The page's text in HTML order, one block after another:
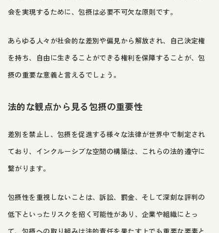
会を実現するために、包摂は必要不可欠な原則です。
あらゆる人々が社会的な差別や偏見から解放され、自己決定権
を持ち、自由に生きることができる権利を保障することが、包
摂の重要な意義と言えるでしょう。
法的な観点から見る包摂の重要性
差別を禁止し、包摂を促進する様々な法律が世界中で制定され
ており、インクルーシブな空間の構築は、これらの法的遵守に
繋がります。
包摂性を重視しないことは、訴訟、罰金、そして深刻な評判の
低下といったリスクを招く可能性があり、企業や組織にとっ
て、包摂への取り組みは法的責任を果たす上でも重要な要素と